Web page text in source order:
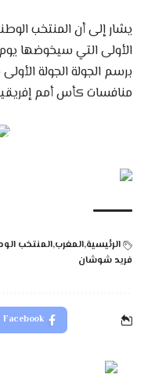
يشار إلى أن المنتخب
الأولى التي سيخوضها يوم
برسم الجولة الجولة
منافسات كأس أمم إفريقيا.
الرئيسيةالمغربالمنتخب
فريد شوشان
Facebook